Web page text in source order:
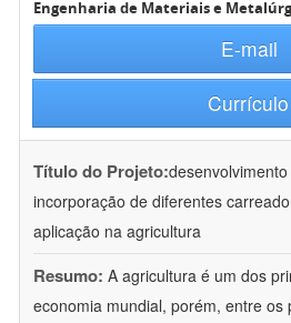
Engenharia de Materiais e
E-mail
Currículo
Título do Projeto:
incorporação de diferentes
aplicação na agricultura
Resumo: A agricultura é um dos
economia mundial, porém, entre os